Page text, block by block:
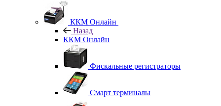
ККМ Онлайн
Назад
ККМ Онлайн
Фискальные регистраторы
Смарт терминалы